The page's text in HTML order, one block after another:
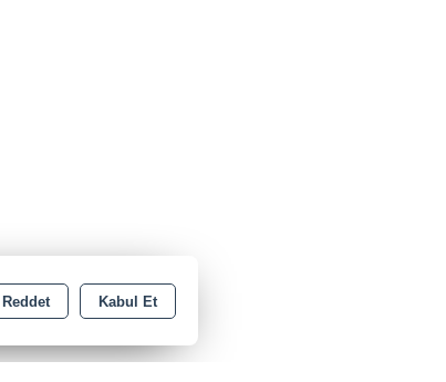
Reddet Kabul Et